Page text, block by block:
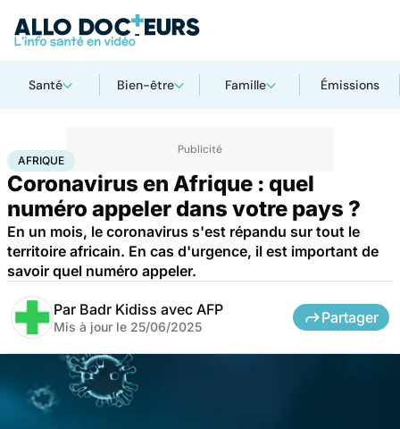
Santé Bien-être Famille Émissions
AccueilSanté
AFRIQUE
Coronavirus en Afrique : quel
numéro appeler dans votre pays ?
En un mois, le coronavirus s'est répandu sur tout le
territoire africain. En cas d'urgence, il est important de
savoir quel numéro appeler.
Par Badr Kidiss avec AFP
Mis à jour le 25/06/2025
Partager